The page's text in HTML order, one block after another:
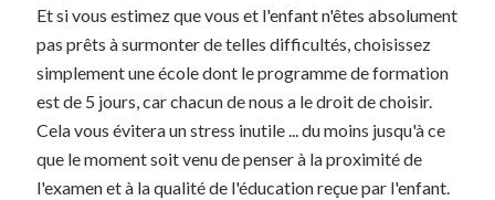
Et si vous estimez que vous et l'enfant n'êtes absolument
pas prêts à surmonter de telles difficultés, choisissez
simplement une école dont le programme de formation
est de 5 jours, car chacun de nous a le droit de choisir.
Cela vous évitera un stress inutile ... du moins jusqu'à ce
que le moment soit venu de penser à la proximité de
l'examen et à la qualité de l'éducation reçue par l'enfant.